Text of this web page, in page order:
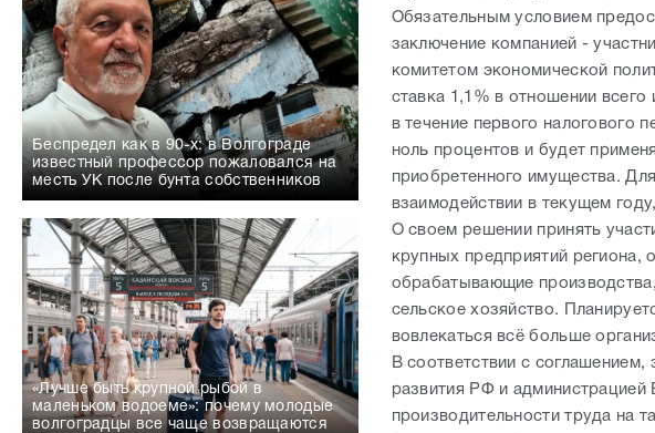
Беспредел как в 90-х: в Волгограде
известный профессор пожаловался на
месть УК после бунта собственников
«Лучше быть крупной рыбой в
маленьком водоеме»: почему молодые
волгоградцы все чаще возвращаются
Обязательным условием
заключение компанией -
комитетом экономической
ставка 1,1% в отношении всего
в течение первого налогового
ноль процентов и будет
приобретенного имущества.
взаимодействии в текущем
О своем решении принять
крупных предприятий региона,
обрабатывающие
сельское хозяйство.
вовлекаться всё больше
В соответствии с
развития РФ и
производительности труда на